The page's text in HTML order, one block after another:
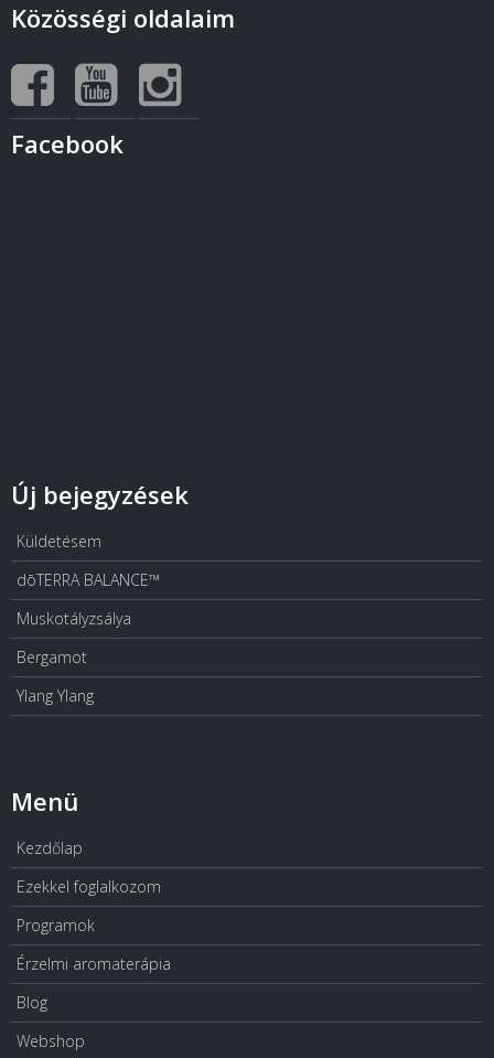
Közösségi oldalaim
Facebook
Új bejegyzések
Küldetésem
dōTERRA BALANCE™
Muskotályzsálya
Bergamot
Ylang Ylang
Menü
Kezdőlap
Ezekkel foglalkozom
Programok
Érzelmi aromaterápia
Blog
Webshop